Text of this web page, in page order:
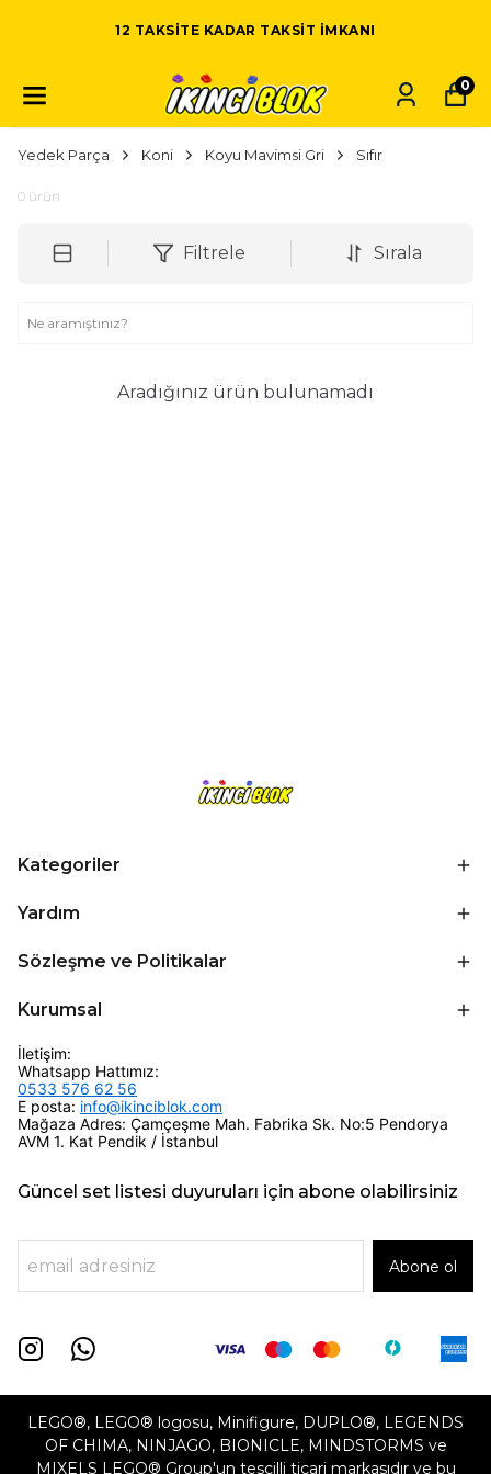
12 TAKSITE KADAR TAKSIT IMKANI
0
Yedek Parça Koni Koyu Mavimsi Gri Sıfır
0 ürün
Filtrele Sırala
Aradığınız ürün bulunamadı
Kategoriler
Yardım
Sözleşme ve Politikalar
Kurumsal
İletişim:
Whatsapp Hattımız:
0533 576 62 56
E posta: info@ikinciblok.com
Mağaza Adres: Çamçeşme Mah. Fabrika Sk. No:5 Pendorya
AVM 1. Kat Pendik / İstanbul
Güncel set listesi duyuruları için abone olabilirsiniz
Abone ol
LEGO®, LEGO® logosu, Minifigure, DUPLO®, LEGENDS
OF CHIMA, NINJAGO, BIONICLE, MINDSTORMS ve
MIXELS LEGO® Group'un tescilli ticari markasıdır ve bu